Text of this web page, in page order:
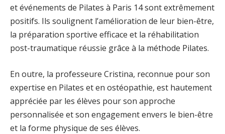
et événements de Pilates à Paris 14 sont extrêmement
positifs. Ils soulignent l’amélioration de leur bien-être,
la préparation sportive efficace et la réhabilitation
post-traumatique réussie grâce à la méthode Pilates.
En outre, la professeure Cristina, reconnue pour son
expertise en Pilates et en ostéopathie, est hautement
appréciée par les élèves pour son approche
personnalisée et son engagement envers le bien-être
et la forme physique de ses élèves.